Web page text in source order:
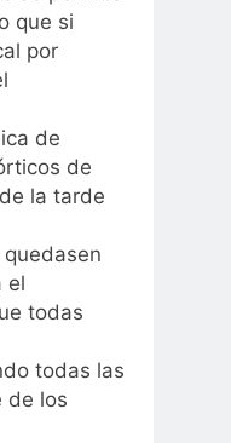
que si
por
de
de
la tarde
el
todas
todas las
de los